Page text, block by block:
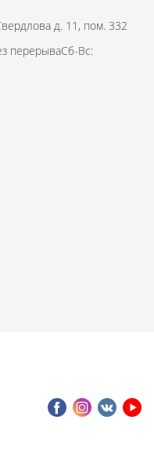
д. 11, пом. 332
перерываСб-Вс: